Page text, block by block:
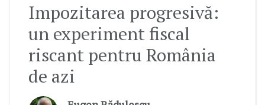
Impozitarea progresivă:
un experiment fiscal
riscant pentru România
de azi